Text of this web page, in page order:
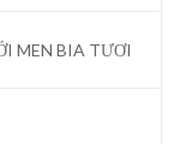
MEN BIA TƯƠI